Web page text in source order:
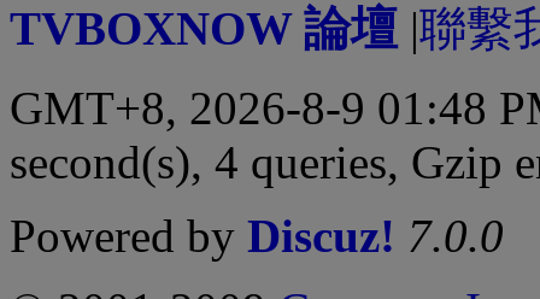
TVBOXNOW 論壇 |聯繫
GMT+8, 2026-8-9 01:48
second(s), 4 queries, Gzip
Powered by Discuz! 7.0.0